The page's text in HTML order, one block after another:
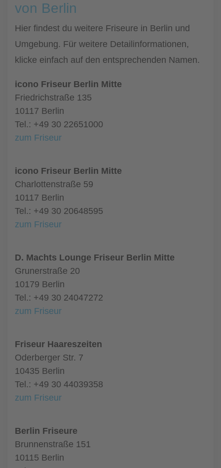
von Berlin
Hier findest du weitere Friseure in Berlin und
Umgebung. Für weitere Detailinformationen,
klicke einfach auf den entsprechenden Namen.
icono Friseur Berlin Mitte
Friedrichstraße 135
10117 Berlin
Tel.: +49 30 22651000
zum Friseur
icono Friseur Berlin Mitte
Charlottenstraße 59
10117 Berlin
Tel.: +49 30 20648595
zum Friseur
D. Machts Lounge Friseur Berlin Mitte
Grunerstraße 20
10179 Berlin
Tel.: +49 30 24047272
zum Friseur
Friseur Haareszeiten
Oderberger Str. 7
10435 Berlin
Tel.: +49 30 44039358
zum Friseur
Berlin Friseure
Brunnenstraße 151
10115 Berlin